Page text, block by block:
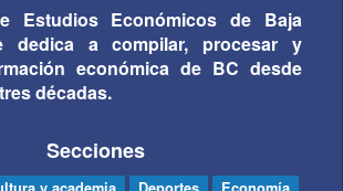
Estudios Económicos de Baja
dedica a compilar, procesar y
económica de BC desde
décadas.
Secciones